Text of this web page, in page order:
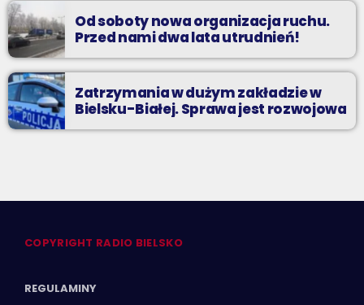
Od soboty nowa organizacja ruchu.
Przed nami dwa lata utrudnień!
Zatrzymania w dużym zakładzie w
Bielsku-Białej. Sprawa jest rozwojowa
COPYRIGHT RADIO BIELSKO
REGULAMINY